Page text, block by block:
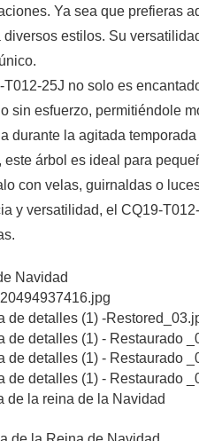
Ya sea que prefieras
diversos estilos. Su
T012-25J no solo es
sin esfuerzo, permitiéndole
durante la agitada
este árbol es ideal para
con velas, guirnaldas o
y versatilidad, el CQ19-